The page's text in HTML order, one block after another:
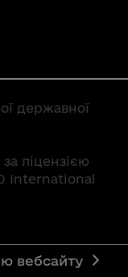
державної
ліцензією
International
вебсайту